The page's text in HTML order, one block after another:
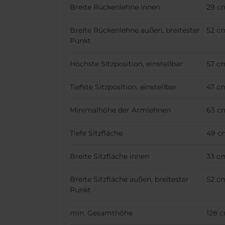
Breite Rückenlehne innen 29
Breite Rückenlehne außen, breitester
Punkt
52
Höchste Sitzposition, einstellbar 57
Tiefste Sitzposition, einstellbar 47
Minimalhöhe der Armlehnen 63
Tiefe Sitzfläche 49
Breite Sitzfläche innen 33
Breite Sitzfläche außen, breitester
Punkt
52
min. Gesamthöhe 128